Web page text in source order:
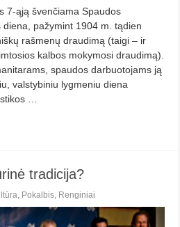
7-ąją švenčiama Spaudos
pažymint 1904 m. tądien
rašmenų draudimą (taigi – ir
kalbos mokymosi draudimą).
spaudos darbuotojams ją
valstybiniu lygmeniu diena
…
tradicija?
Pokalbis Renginiai